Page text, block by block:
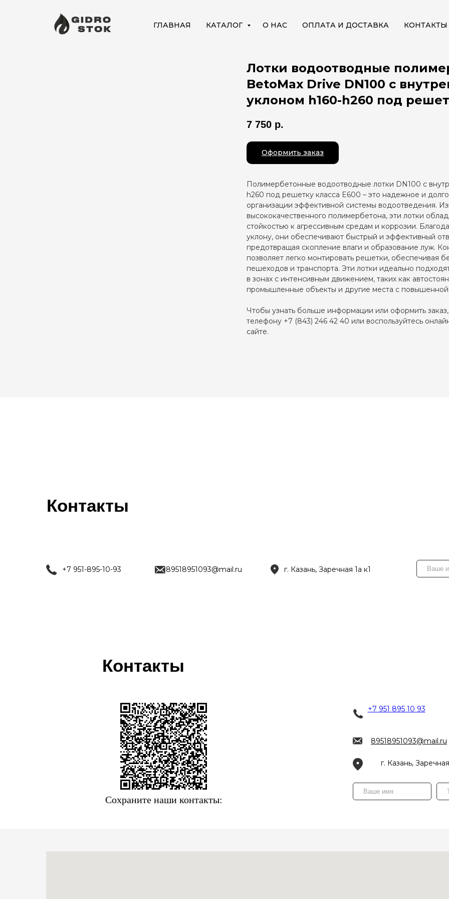
ГЛАВНАЯ КАТАЛОГ О НАС ОПЛАТА И ДОСТАВКА КОНТАКТЫ
Лотки водоотводные
BetoMax Drive DN100 с
уклоном h160-h260 под
7 750 р.
Оформить заказ
Полимербетонные водоотводные лотки DN100 с
h260 под решетку класса E600 – это надежное и
организации эффективной системы водоотведения.
высококачественного полимербетона, эти лотки
стойкостью к агрессивным средам и коррозии.
уклону, они обеспечивают быстрый и эффективный
предотвращая скопление влаги и образование луж.
позволяет легко монтировать решетки, обеспечивая
пешеходов и транспорта. Эти лотки идеально
в зонах с интенсивным движением, таких как
промышленные объекты и другие места с повышенной
Чтобы узнать больше информации или оформить
телефону +7 (843) 246 42 40 или воспользуйтесь
сайте.
Контакты
+7 951-895-10-93 89518951093@mail.ru г. Казань, Заречная 1а к1
+7 951 895 10 93
г. Казань, Заречная
89518951093@mail.ru
Контакты
Сохраните наши контакты: